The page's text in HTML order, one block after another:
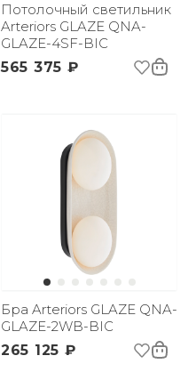
Потолочный светильник
Arteriors GLAZE QNA-
GLAZE-4SF-BIC
565 375 ₽
Бра Arteriors GLAZE QNA-
GLAZE-2WB-BIC
265 125 ₽